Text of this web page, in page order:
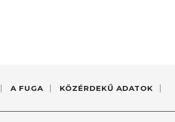
A FUGA
KÖZÉRDEKŰ ADATOK